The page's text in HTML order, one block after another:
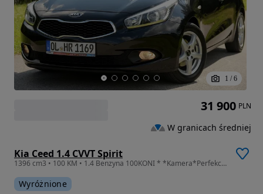
1 / 6
Kia Ceed 1.4 CVVT Spirit
1396 cm3 • 100 KM • 1.4 Benzyna 100KONI * *Kamera*Perfekcyjny Stan!FULL!!
Wyróżnione
31 900 PLN
W granicach średniej